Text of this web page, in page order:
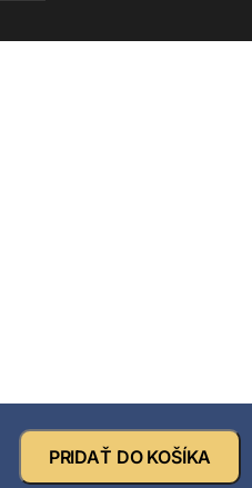
PRIDAŤ DO KOŠÍKA